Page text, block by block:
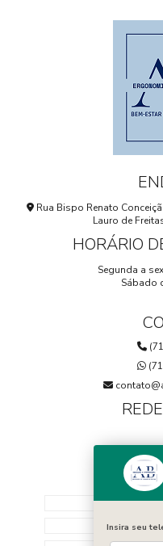
Rua Bispo Renato
Lauro de
HORÁRIO
Segunda a
Sábado
Insira seu